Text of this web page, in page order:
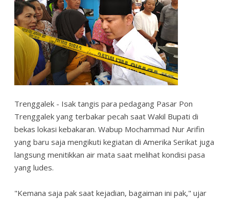
Trenggalek - Isak tangis para pedagang Pasar Pon
Trenggalek yang terbakar pecah saat Wakil Bupati di
bekas lokasi kebakaran. Wabup Mochammad Nur Arifin
yang baru saja mengikuti kegiatan di Amerika Serikat juga
langsung menitikkan air mata saat melihat kondisi pasa
yang ludes.
"Kemana saja pak saat kejadian, bagaiman ini pak," ujar